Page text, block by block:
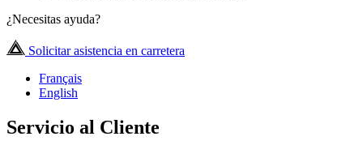
¿Necesitas ayuda?
Solicitar asistencia en carretera
Français
English
Servicio al Cliente